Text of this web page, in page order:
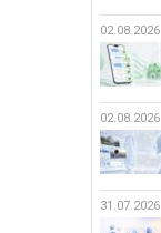
02.08.2026
02.08.2026
31.07.2026